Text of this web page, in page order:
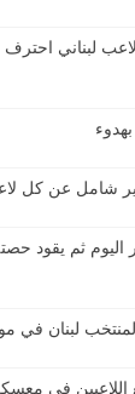
لبناني احترف
شامل عن كل
ثم يقود حصته
لبنان في
اللاعبين في